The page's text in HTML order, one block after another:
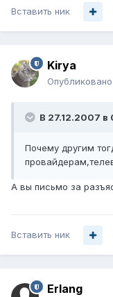
Вставить ник
Kirya
Опубликовано
В 27.12.2007 в
Почему другим
А вы письмо за
Вставить ник
Erlang